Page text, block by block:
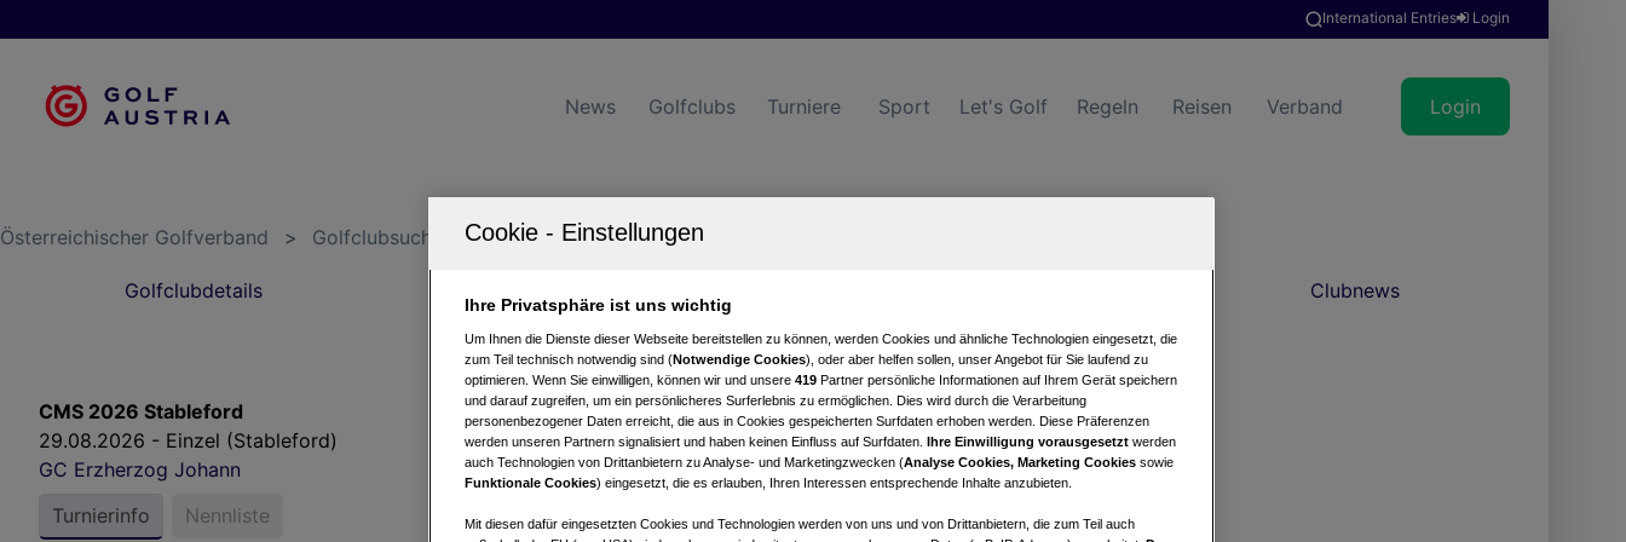
International Entries Login
News Golfclubs Turniere Sport Let's Golf Regeln Reisen Verband Login
Österreichischer Golfverband > Golfclubsuche > GC Erzherzog Johann
Golfclubdetails Clubnews
CMS 2026 Stableford
29.08.2026 - Einzel (Stableford)
GC Erzherzog Johann
Turnierinfo
Nennliste
Ihre Privatsphäre ist uns wichtig
Um Ihnen die Dienste dieser Webseite bereitstellen zu können, werden Cookies und ähnliche Technologien eingesetzt, die
zum Teil technisch notwendig sind (Notwendige Cookies), oder aber helfen sollen, unser Angebot für Sie laufend zu
optimieren. Wenn Sie einwilligen, können wir und unsere 419 Partner persönliche Informationen auf Ihrem Gerät speichern
und darauf zugreifen, um ein persönlicheres Surferlebnis zu ermöglichen. Dies wird durch die Verarbeitung
personenbezogener Daten erreicht, die aus in Cookies gespeicherten Surfdaten erhoben werden. Diese Präferenzen
werden unseren Partnern signalisiert und haben keinen Einfluss auf Surfdaten.
Ihre Einwilligung vorausgesetzt werden
auch Technologien von Drittanbietern zu Analyse- und Marketingzwecken (Analyse Cookies, Marketing Cookies sowie
Funktionale Cookies) eingesetzt, die es erlauben, Ihren Interessen entsprechende Inhalte anzubieten.
Mit diesen dafür eingesetzten Cookies und Technologien werden von uns und von Drittanbietern, die zum Teil auch